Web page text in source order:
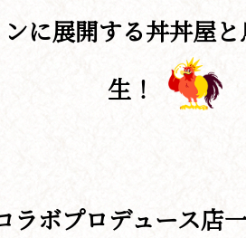
に展開する丼丼屋
生！
ラボプロデュース店